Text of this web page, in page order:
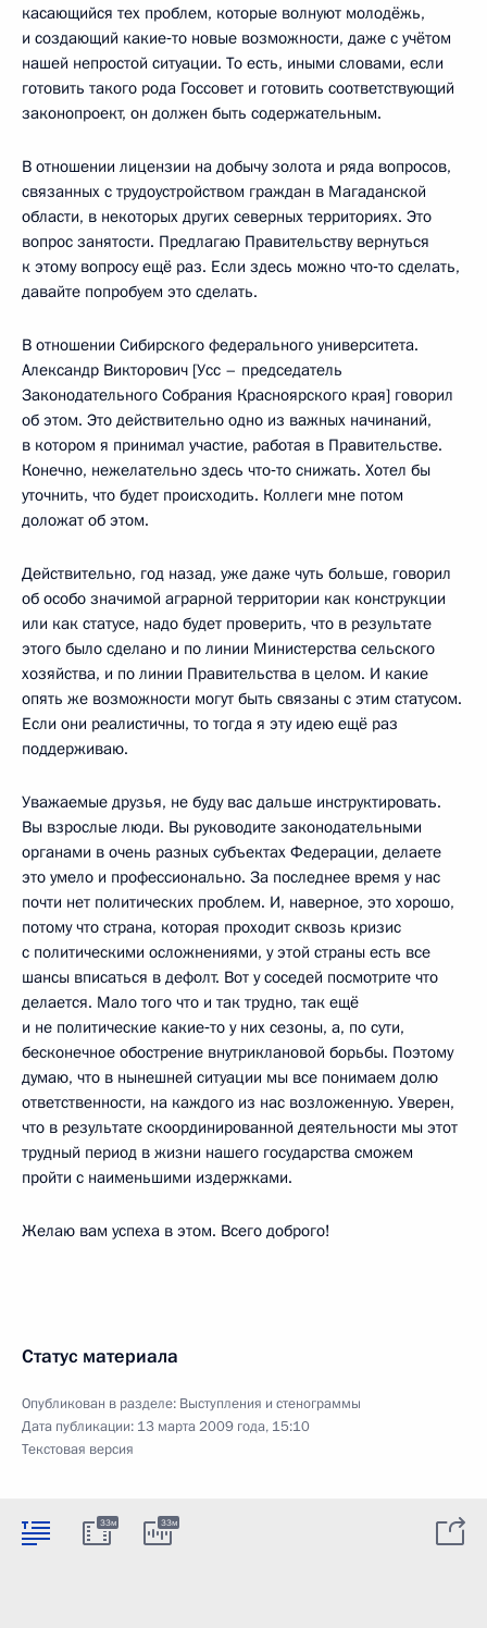
касающийся тех проблем, которые волнуют молодёжь,
и создающий какие‑то новые возможности, даже с учётом
нашей непростой ситуации. То есть, иными словами, если
готовить такого рода Госсовет и готовить соответствующий
законопроект, он должен быть содержательным.
В отношении лицензии на добычу золота и ряда вопросов,
связанных с трудоустройством граждан в Магаданской
области, в некоторых других северных территориях. Это
вопрос занятости. Предлагаю Правительству вернуться
к этому вопросу ещё раз. Если здесь можно что‑то сделать,
давайте попробуем это сделать.
В отношении Сибирского федерального университета.
Александр Викторович [Усс – председатель
Законодательного Собрания Красноярского края] говорил
об этом. Это действительно одно из важных начинаний,
в котором я принимал участие, работая в Правительстве.
Конечно, нежелательно здесь что‑то снижать. Хотел бы
уточнить, что будет происходить. Коллеги мне потом
доложат об этом.
Действительно, год назад, уже даже чуть больше, говорил
об особо значимой аграрной территории как конструкции
или как статусе, надо будет проверить, что в результате
этого было сделано и по линии Министерства сельского
хозяйства, и по линии Правительства в целом. И какие
опять же возможности могут быть связаны с этим статусом.
Если они реалистичны, то тогда я эту идею ещё раз
поддерживаю.
Уважаемые друзья, не буду вас дальше инструктировать.
Вы взрослые люди. Вы руководите законодательными
органами в очень разных субъектах Федерации, делаете
это умело и профессионально. За последнее время у нас
почти нет политических проблем. И, наверное, это хорошо,
потому что страна, которая проходит сквозь кризис
с политическими осложнениями, у этой страны есть все
шансы вписаться в дефолт. Вот у соседей посмотрите что
делается. Мало того что и так трудно, так ещё
и не политические какие‑то у них сезоны, а, по сути,
бесконечное обострение внутриклановой борьбы. Поэтому
думаю, что в нынешней ситуации мы все понимаем долю
ответственности, на каждого из нас возложенную. Уверен,
что в результате скоординированной деятельности мы этот
трудный период в жизни нашего государства сможем
пройти с наименьшими издержками.
Желаю вам успеха в этом. Всего доброго!
Статус материала
Опубликован в разделе: Выступления и стенограммы
Дата публикации: 13 марта 2009 года, 15:10
Текстовая версия
33м 33м